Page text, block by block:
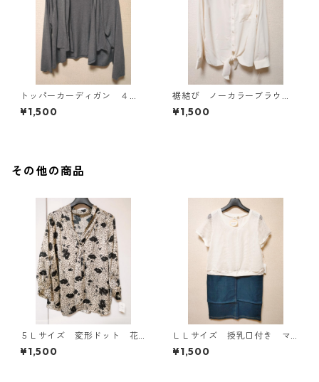
トッパーカーディガン ４
Ｌ グレー KAE-4814
¥1,500
裾結び ノーカラーブラウ
ス ３Ｌ アイボリー KAE-
4813
¥1,500
その他の商品
５Ｌサイズ 変形ドット 花
柄 ボウタイブラウス オフ
ホワイト KAE-4765
¥1,500
ＬＬサイズ 授乳口付き マ
タニティ ドッキングワンピ
ース ホワイト×ブルー KAE
¥1,500